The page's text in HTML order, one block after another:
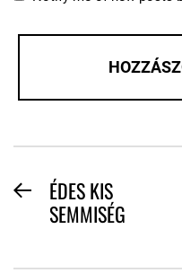
BEJEGYZÉS
NAVIGÁCIÓ
PreviousÉDES KIS
SEMMISÉG